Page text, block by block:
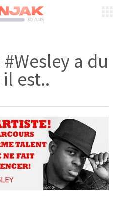
a du
est..